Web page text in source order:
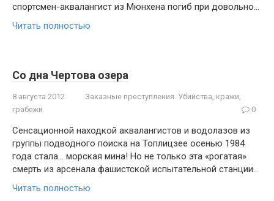
спортсмен-аквалангист из Мюнхена погиб при довольно…
Читать полностью
Со дна Чертова озера
8 августа 2012
Заказные преступления. Убийства, кражи,
грабежи
0
Сенсационной находкой аквалангистов и водолазов из
группы подводного поиска на Топлицзее осенью 1984
года стала… морская мина! Но не только эта «рогатая»
смерть из арсенала фашистской испытательной станции…
Читать полностью